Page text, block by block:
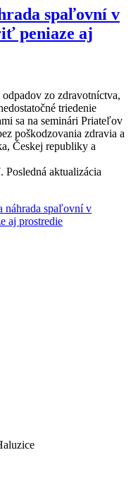
spaľovní v
peniaze aj
zo zdravotníctva,
triedenie
sa na seminári Priateľov
poškodzovania zdravia a
Českej republiky a
aktualizácia
náhrada spaľovní v
aj prostredie